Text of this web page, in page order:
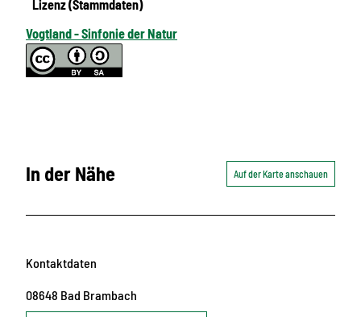
Lizenz (Stammdaten)
Vogtland - Sinfonie der Natur
In der Nähe Auf der Karte anschauen
Kontaktdaten
08648 Bad Brambach